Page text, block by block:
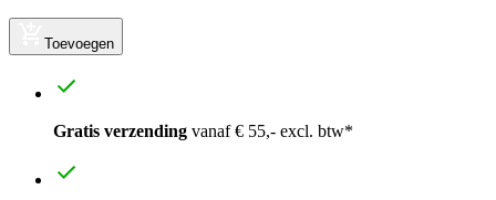
Toevoegen
Gratis verzending vanaf € 55,- excl. btw*